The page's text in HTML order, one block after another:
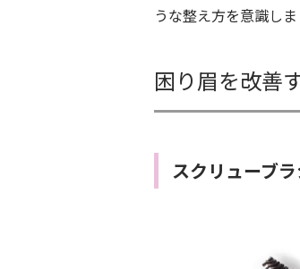
うな整え方を意識しま
困り眉を改善
スクリューブ